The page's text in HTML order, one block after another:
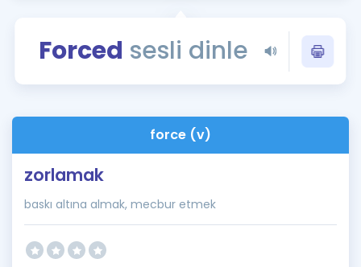
Rehberlik Aracı
ÖSYM Sınav Takvimi
Kampanyalar
Blog
Forced sesli dinle
force (v)
zorlamak
baskı altına almak, mecbur etmek